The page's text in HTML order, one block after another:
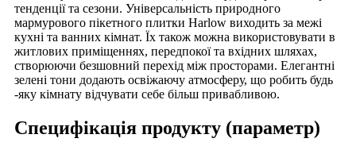
тенденції та сезони. Універсальність природного
мармурового пікетного плитки Harlow виходить за межі
кухні та ванних кімнат. Їх також можна використовувати в
житлових приміщеннях, передпокої та вхідних шляхах,
створюючи безшовний перехід між просторами. Елегантні
зелені тони додають освіжаючу атмосферу, що робить будь
-яку кімнату відчувати себе більш привабливою.
Специфікація продукту (параметр)